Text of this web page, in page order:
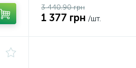
3 440.90 грн
1 377 грн /шт.